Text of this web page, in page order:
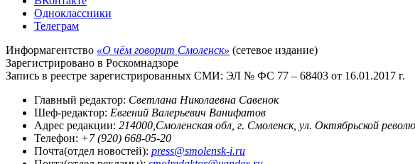
Одноклассники
Телеграм
Информагентство «О чём говорит Смоленск» (сетевое издание)
Зарегистрировано в Роскомнадзоре
Запись в реестре зарегистрированных СМИ: ЭЛ № ФС 77 – 68403 от 16.01.2017 г.
Главный редактор: Светлана Николаевна Савенок
Шеф-редактор: Евгений Валерьевич Ванифатов
Адрес редакции: 214000,Смоленская обл, г. Смоленск, ул. Октябрьской
Телефон: +7 (920) 668-05-20
Почта(отдел новостей): press@smolensk-i.ru